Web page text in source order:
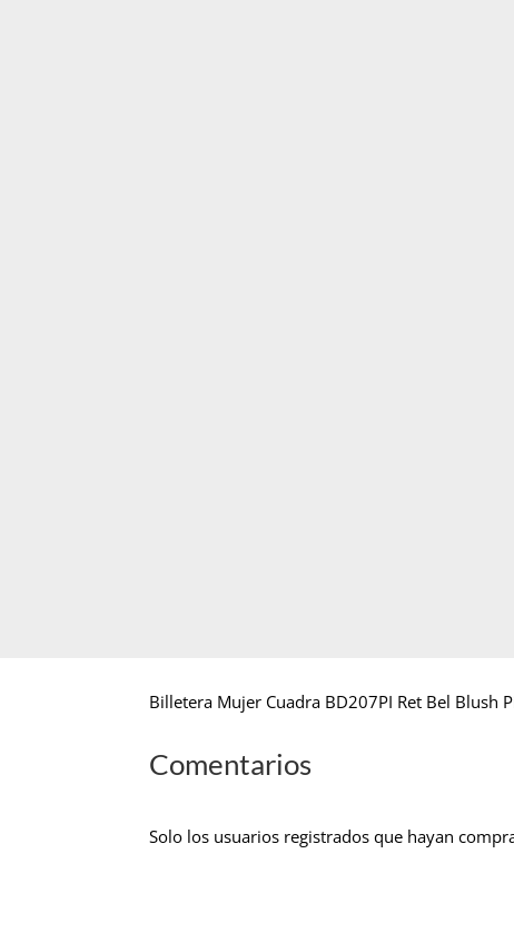
Billetera Mujer Cuadra BD207PI Ret Bel Blush
Comentarios
Solo los usuarios registrados que hayan